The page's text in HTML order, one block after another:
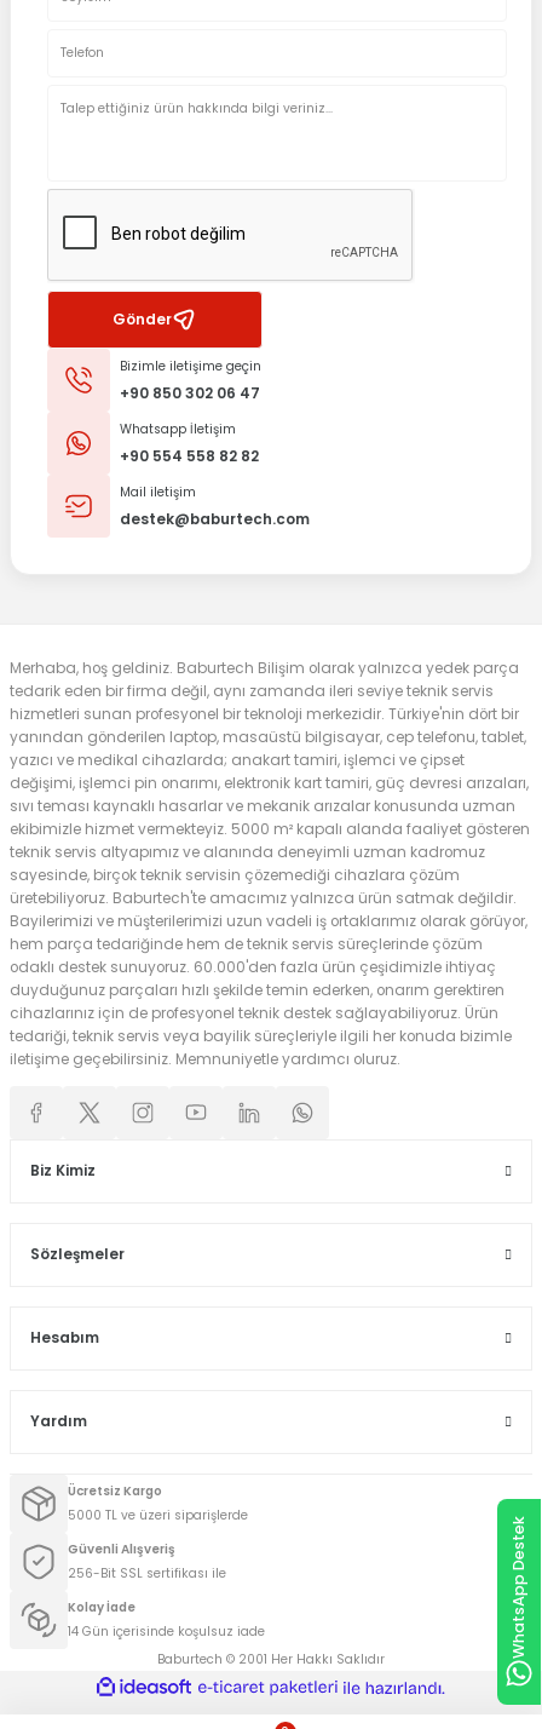
Gönder
Bizimle iletişime geçin
+90 850 302 06 47
Whatsapp İletişim
+90 554 558 82 82
Mail iletişim
destek@baburtech.com
Merhaba, hoş geldiniz. Baburtech Bilişim olarak yalnızca yedek parça
tedarik eden bir firma değil, aynı zamanda ileri seviye teknik servis
hizmetleri sunan profesyonel bir teknoloji merkezidir. Türkiye'nin dört bir
yanından gönderilen laptop, masaüstü bilgisayar, cep telefonu, tablet,
yazıcı ve medikal cihazlarda; anakart tamiri, işlemci ve çipset
değişimi, işlemci pin onarımı, elektronik kart tamiri, güç devresi arızaları,
sıvı teması kaynaklı hasarlar ve mekanik arızalar konusunda uzman
ekibimizle hizmet vermekteyiz. 5000 m² kapalı alanda faaliyet gösteren
teknik servis altyapımız ve alanında deneyimli uzman kadromuz
sayesinde, birçok teknik servisin çözemediği cihazlara çözüm
üretebiliyoruz. Baburtech'te amacımız yalnızca ürün satmak değildir.
Bayilerimizi ve müşterilerimizi uzun vadeli iş ortaklarımız olarak görüyor,
hem parça tedariğinde hem de teknik servis süreçlerinde çözüm
odaklı destek sunuyoruz. 60.000'den fazla ürün çeşidimizle ihtiyaç
duyduğunuz parçaları hızlı şekilde temin ederken, onarım gerektiren
cihazlarınız için de profesyonel teknik destek sağlayabiliyoruz. Ürün
tedariği, teknik servis veya bayilik süreçleriyle ilgili her konuda bizimle
iletişime geçebilirsiniz. Memnuniyetle yardımcı oluruz.
Biz Kimiz
Sözleşmeler
Hesabım
Yardım
Ücretsiz Kargo
5000 TL ve üzeri siparişlerde
Güvenli Alışveriş
256-Bit SSL sertifikası ile
Kolay İade
14 Gün içerisinde koşulsuz iade
Baburtech © 2001 Her Hakkı Saklıdır
WhatsApp Destek
ideasoft
e-
hazırlandı.